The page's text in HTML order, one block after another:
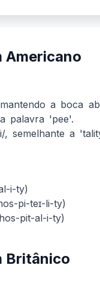
Americano
a boca
palavra 'pee'.
, semelhante a
i-ty)
pi-teɪ-li-ty)
pit-al-i-ty)
Britânico